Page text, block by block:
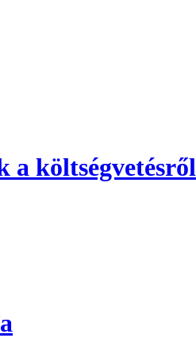
költségvetésről